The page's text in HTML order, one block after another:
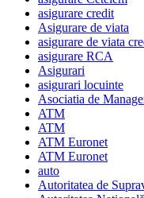
asigurare credit
Asigurare de viata
asigurare de viata
asigurare RCA
Asigurari
asigurari locuinte
Asociatia de
ATM
ATM
ATM Euronet
ATM Euronet
auto
Autoritatea de